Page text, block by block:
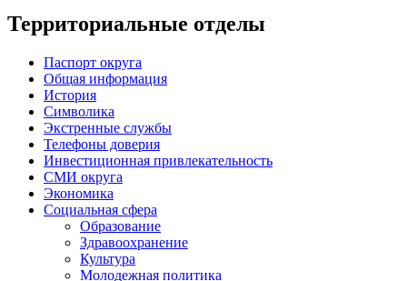
Территориальные отделы
Паспорт округа
Общая информация
История
Символика
Экстренные службы
Телефоны доверия
Инвестиционная привлекательность
СМИ округа
Экономика
Социальная сфера
Образование
Здравоохранение
Культура
Молодежная политика